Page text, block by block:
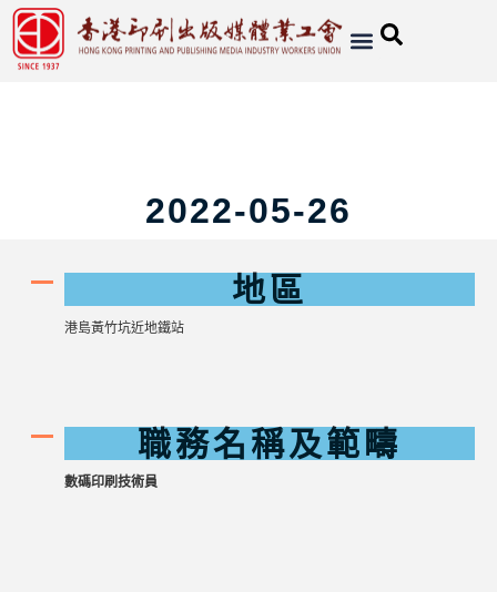
2022-05-26
地區
港島黃竹坑近地鐵站
職務名稱及範疇
數碼印刷技術員